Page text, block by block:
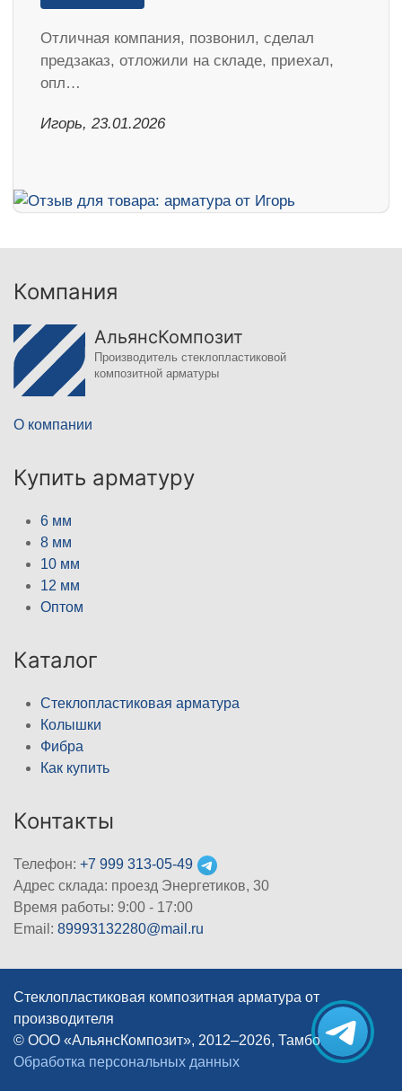
Отличная компания, позвонил, сделал
предзаказ, отложили на складе, приехал,
опл…
Игорь, 23.01.2026
Компания
АльянсКомпозит
Производитель стеклопластиковой
композитной арматуры
О компании
Купить арматуру
6 мм
8 мм
10 мм
12 мм
Оптом
Каталог
Стеклопластиковая арматура
Колышки
Фибра
Как купить
Контакты
Телефон: +7 999 313-05-49
Адрес склада: проезд Энергетиков, 30
Время работы: 9:00 - 17:00
Email: 89993132280@mail.ru
Стеклопластиковая композитная арматура от
производителя
© ООО «АльянсКомпозит», 2012–2026, Тамбов
|
Обработка персональных данных